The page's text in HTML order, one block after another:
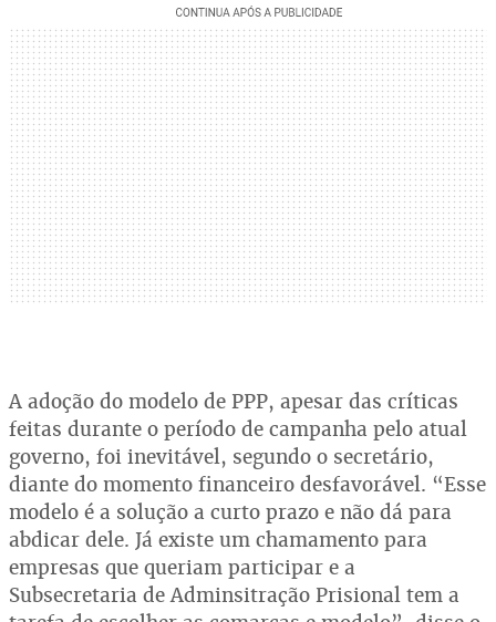
A adoção do modelo de PPP, apesar das críticas
feitas durante o período de campanha pelo atual
governo, foi inevitável, segundo o secretário,
diante do momento financeiro desfavorável. “Esse
modelo é a solução a curto prazo e não dá para
abdicar dele. Já existe um chamamento para
empresas que queriam participar e a
Subsecretaria de Adminsitração Prisional tem a